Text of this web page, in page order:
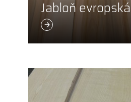
Jabloň evropská